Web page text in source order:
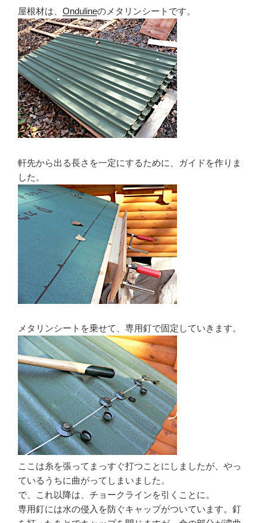
屋根材は、 Ondulineのメタリンシートです。
軒先から出る長さを一定にするために、ガイドを作りま
した。
メタリンシートを乗せて、専用釘で固定していきます。
ここは糸を張ってまっすぐ打つことにしましたが、やっ
ているうちに曲がってしまいました。
で、これ以降は、チョークラインを引くことに。
専用釘には水の侵入を防ぐキャップがついています。釘